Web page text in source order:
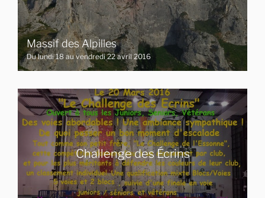
Massif des Alpilles
Du lundi 18 au vendredi 22 avril 2016
Challenge des Écrins